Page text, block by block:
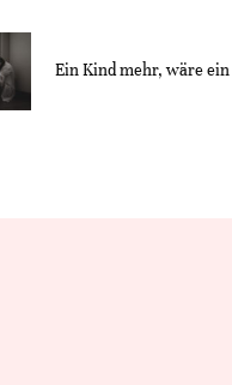
Ein Kind mehr, wäre